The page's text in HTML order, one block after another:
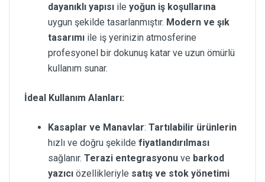
dayanıklı yapısı ile yoğun iş koşullarına
uygun şekilde tasarlanmıştır. Modern ve şık
tasarımı ile iş yerinizin atmosferine
profesyonel bir dokunuş katar ve uzun ömürlü
kullanım sunar.
İdeal Kullanım Alanları:
Kasaplar ve Manavlar: Tartılabilir ürünlerin
hızlı ve doğru şekilde fiyatlandırılması
sağlanır. Terazi entegrasyonu ve barkod
yazıcı özellikleriyle satış ve stok yönetimi